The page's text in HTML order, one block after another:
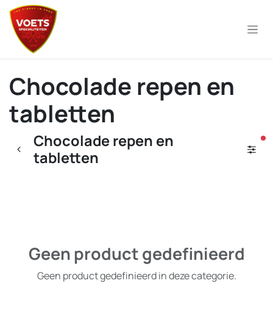
Overslaan naar inhoud
Chocolade repen en
tabletten
Chocolade repen en
tabletten
Geen product gedefinieerd
Geen product gedefinieerd in deze categorie.